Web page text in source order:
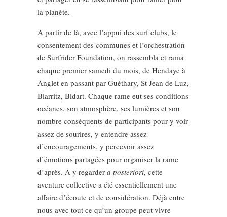
la planète.
A partir de là, avec l’appui des surf clubs, le
consentement des communes et l’orchestration
de Surfrider Foundation, on rassembla et rama
chaque premier samedi du mois, de Hendaye à
Anglet en passant par Guéthary, St Jean de Luz,
Biarritz, Bidart. Chaque rame eut ses conditions
océanes, son atmosphère, ses lumières et son
nombre conséquents de participants pour y voir
assez de sourires, y entendre assez
d’encouragements, y percevoir assez
d’émotions partagées pour organiser la rame
d’après. A y regarder a posteriori, cette
aventure collective a été essentiellement une
affaire d’écoute et de considération. Déjà entre
nous avec tout ce qu’un groupe peut vivre